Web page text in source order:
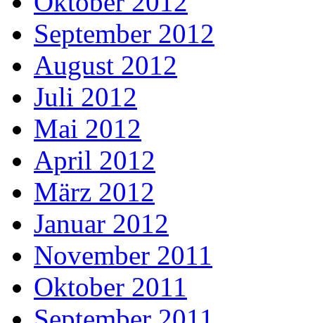
September 2012
August 2012
Juli 2012
Mai 2012
April 2012
März 2012
Januar 2012
November 2011
Oktober 2011